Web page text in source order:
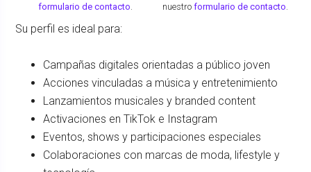
formulario de contacto
nuestroformulario de contacto
Su perfil es ideal para:
Campañas digitales orientadas a público joven
Acciones vinculadas a música y entretenimiento
Lanzamientos musicales y branded content
Activaciones en TikTok e Instagram
Eventos, shows y participaciones especiales
Colaboraciones con marcas de moda, lifestyle y